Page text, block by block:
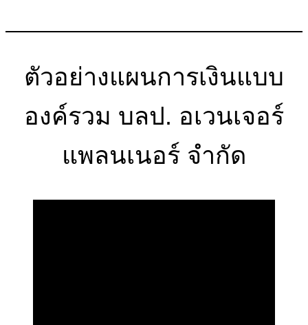
ตัวอย่างแผนการเงินแบบ
องค์รวม บลป. อเวนเจอร์
แพลนเนอร์ จำกัด